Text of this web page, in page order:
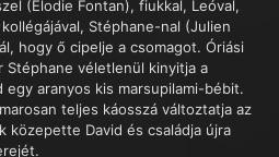
(Élodie Fontan), fiukkal, Leóval,
Stéphane-nal (Julien
hogy ő cipelje a csomagot. Óriási
véletlenül kinyitja a
aranyos kis marsupilami-bébit.
teljes káosszá változtatja az
közepette David és családja újra